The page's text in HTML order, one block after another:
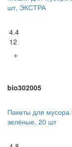
шт, ЭКСТРА
4.4
12
+
bio302005
Пакеты для
зелёные, 20 шт